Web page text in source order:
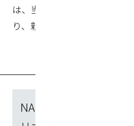
は、当社の結晶微細化技術
り、親油性結晶（&be...
NANOLYS®による新奇